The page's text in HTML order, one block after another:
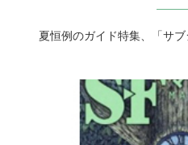
夏恒例のガイド特集、「サ